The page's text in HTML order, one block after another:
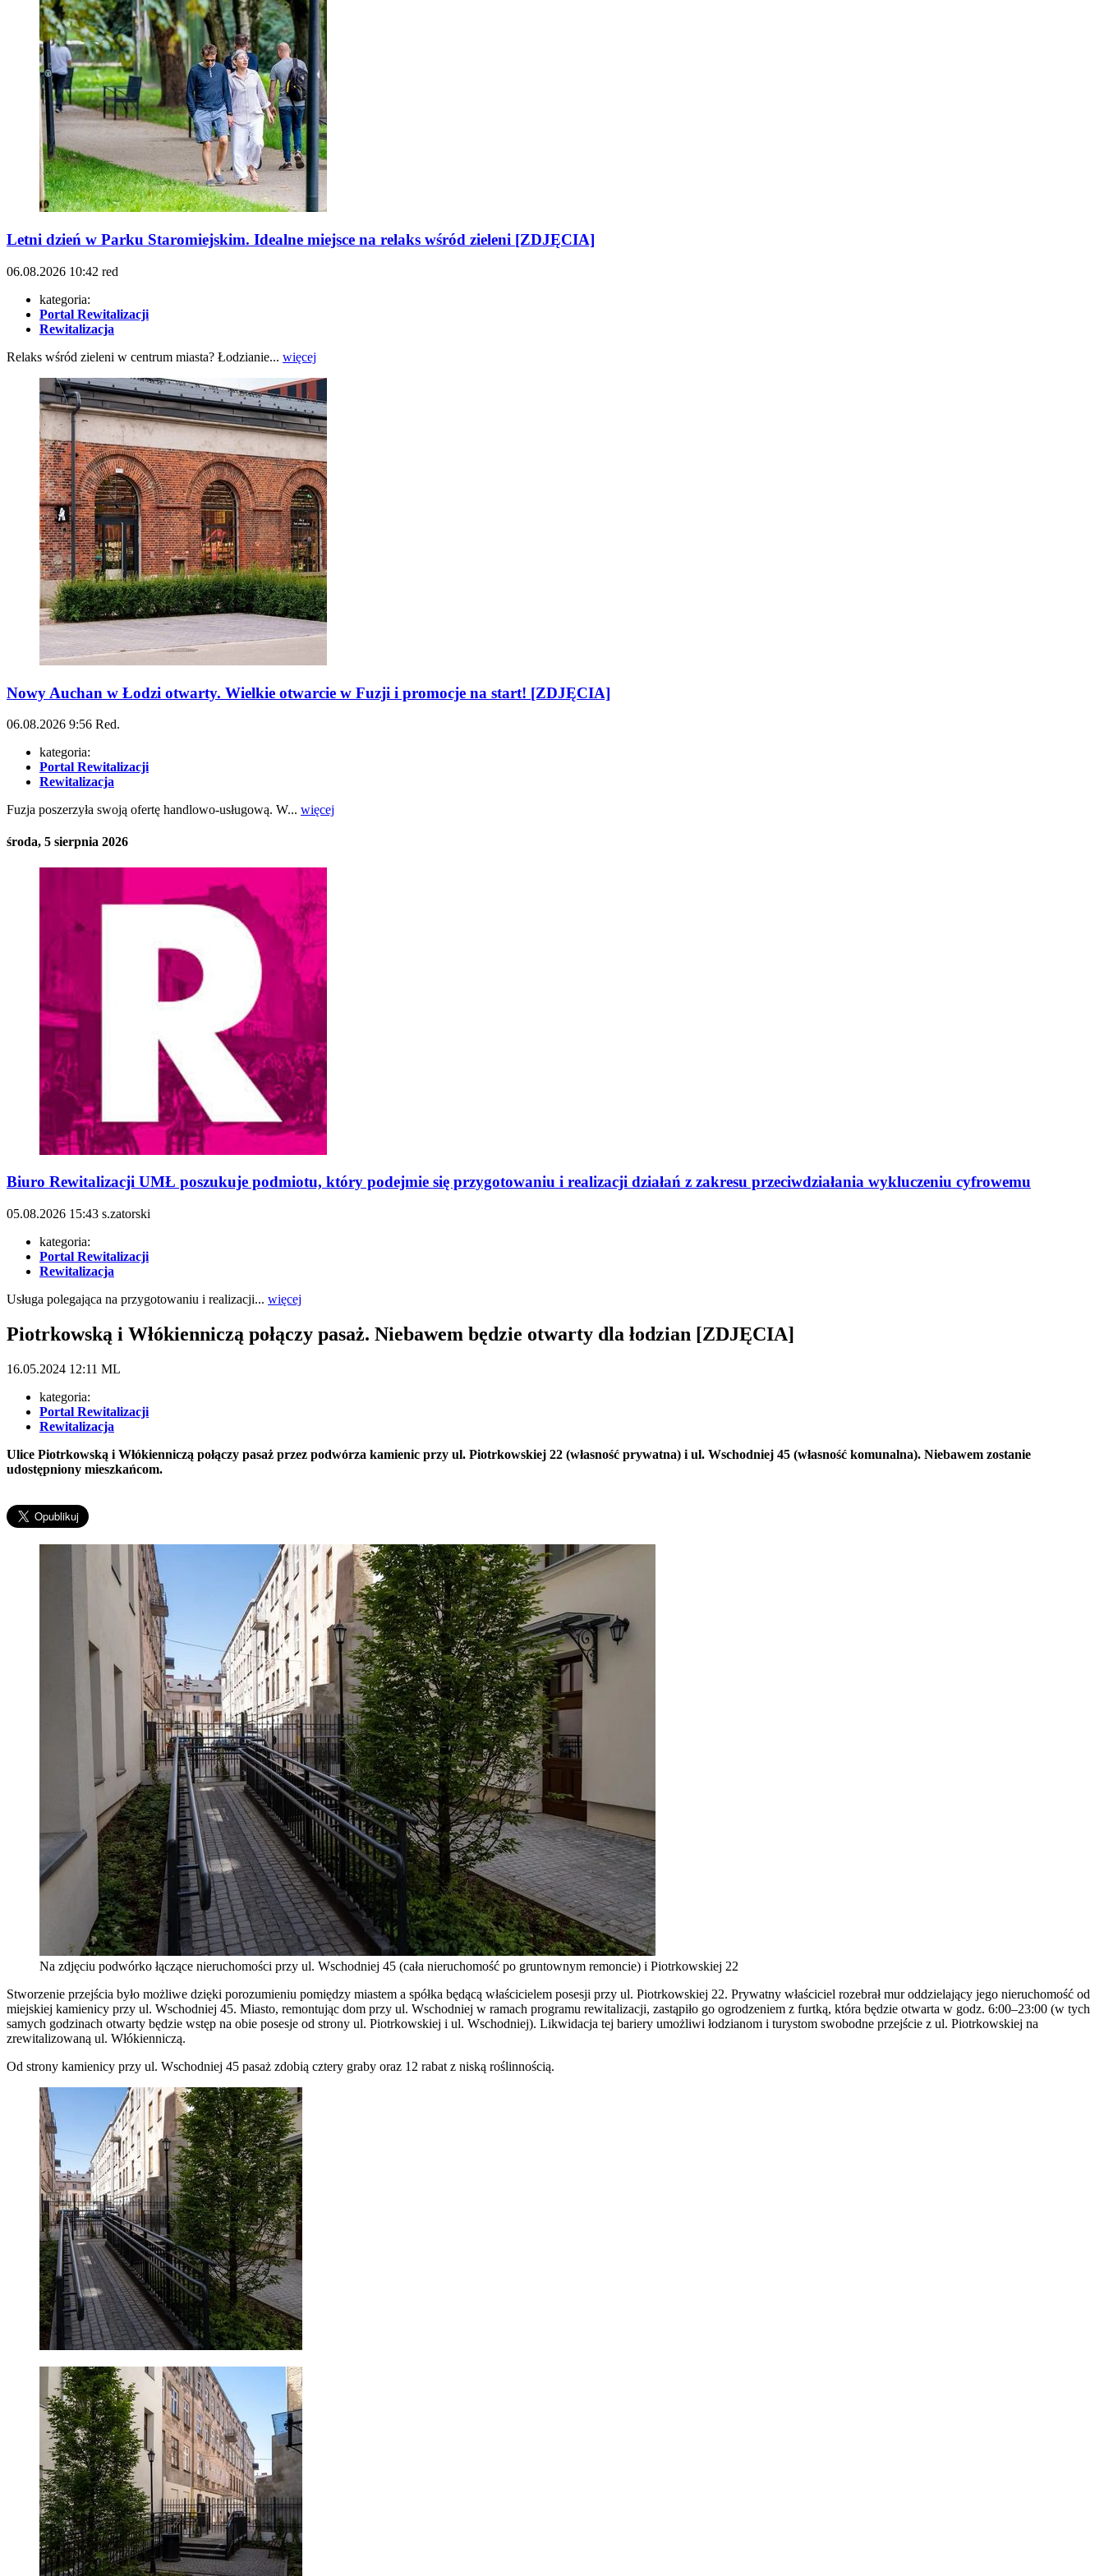
Letni dzień w Parku Staromiejskim. Idealne miejsce na relaks wśród zieleni [ZDJĘCIA]
06.08.2026 10:42 red
kategoria:
Portal Rewitalizacji
Rewitalizacja
Relaks wśród zieleni w centrum miasta? Łodzianie... więcej
Nowy Auchan w Łodzi otwarty. Wielkie otwarcie w Fuzji i promocje na start! [ZDJĘCIA]
06.08.2026 9:56 Red.
kategoria:
Portal Rewitalizacji
Rewitalizacja
Fuzja poszerzyła swoją ofertę handlowo-usługową. W... więcej
środa, 5 sierpnia 2026
Biuro Rewitalizacji UMŁ poszukuje podmiotu, który podejmie się przygotowaniu i realizacji działań z zakresu przeciwdziałania wykluczeniu cyfrowemu
05.08.2026 15:43 s.zatorski
kategoria:
Portal Rewitalizacji
Rewitalizacja
Usługa polegająca na przygotowaniu i realizacji... więcej
Piotrkowską i Włókienniczą połączy pasaż. Niebawem będzie otwarty dla łodzian [ZDJĘCIA]
16.05.2024 12:11 ML
kategoria:
Portal Rewitalizacji
Rewitalizacja
Ulice Piotrkowską i Włókienniczą połączy pasaż przez podwórza kamienic przy ul. Piotrkowskiej 22 (własność prywatna) i ul. Wschodniej 45 (własność komunalna). Niebawem zostanie
udostępniony mieszkańcom.
Na zdjęciu podwórko łączące nieruchomości przy ul. Wschodniej 45 (cała nieruchomość po gruntownym remoncie) i Piotrkowskiej 22
Stworzenie przejścia było możliwe dzięki porozumieniu pomiędzy miastem a spółka będącą właścicielem posesji przy ul. Piotrkowskiej 22. Prywatny właściciel rozebrał mur oddzielający jego nieruchomość od
miejskiej kamienicy przy ul. Wschodniej 45. Miasto, remontując dom przy ul. Wschodniej w ramach programu rewitalizacji, zastąpiło go ogrodzeniem z furtką, która będzie otwarta w godz. 6:00–23:00 (w tych
samych godzinach otwarty będzie wstęp na obie posesje od strony ul. Piotrkowskiej i ul. Wschodniej). Likwidacja tej bariery umożliwi łodzianom i turystom swobodne przejście z ul. Piotrkowskiej na
zrewitalizowaną ul. Włókienniczą.
Od strony kamienicy przy ul. Wschodniej 45 pasaż zdobią cztery graby oraz 12 rabat z niską roślinnością.